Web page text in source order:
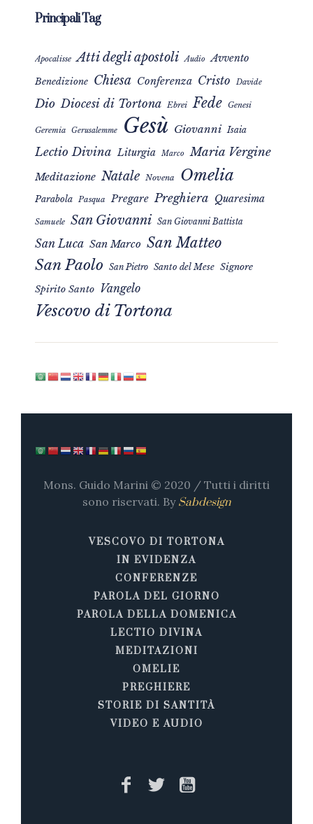
Principali Tag
Apocalisse Atti degli apostoli Audio Avvento
Benedizione Chiesa Conferenza Cristo Davide
Dio Diocesi di Tortona Ebrei Fede Genesi
Geremia Gerusalemme Gesù Giovanni Isaia
Lectio Divina Liturgia Marco Maria Vergine
Meditazione Natale Novena Omelia
Parabola Pasqua Pregare Preghiera Quaresima
Samuele San Giovanni San Giovanni Battista
San Luca San Marco San Matteo
San Paolo San Pietro Santo del Mese Signore
Spirito Santo Vangelo
Vescovo di Tortona
Mons. Guido Marini © 2020 / Tutti i diritti
sono riservati. By Sabdesign
VESCOVO DI TORTONA
IN EVIDENZA
CONFERENZE
PAROLA DEL GIORNO
PAROLA DELLA DOMENICA
LECTIO DIVINA
MEDITAZIONI
OMELIE
PREGHIERE
STORIE DI SANTITÀ
VIDEO E AUDIO